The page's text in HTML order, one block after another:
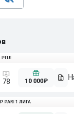
РПЛ
78 10 000₽
PARI 1 ЛИГА